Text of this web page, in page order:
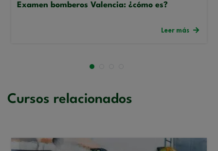
Examen bomberos Valencia: ¿cómo es?
Leer más
Cursos relacionados